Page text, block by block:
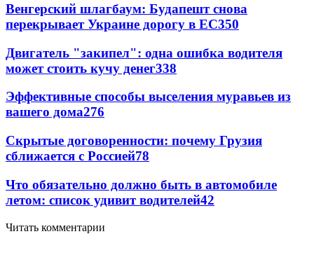
Венгерский шлагбаум: Будапешт снова
перекрывает Украине дорогу в ЕС350
Двигатель "закипел": одна ошибка водителя
может стоить кучу денег338
Эффективные способы выселения муравьев из
вашего дома276
Скрытые договоренности: почему Грузия
сближается с Россией78
Что обязательно должно быть в автомобиле
летом: список удивит водителей42
Читать комментарии